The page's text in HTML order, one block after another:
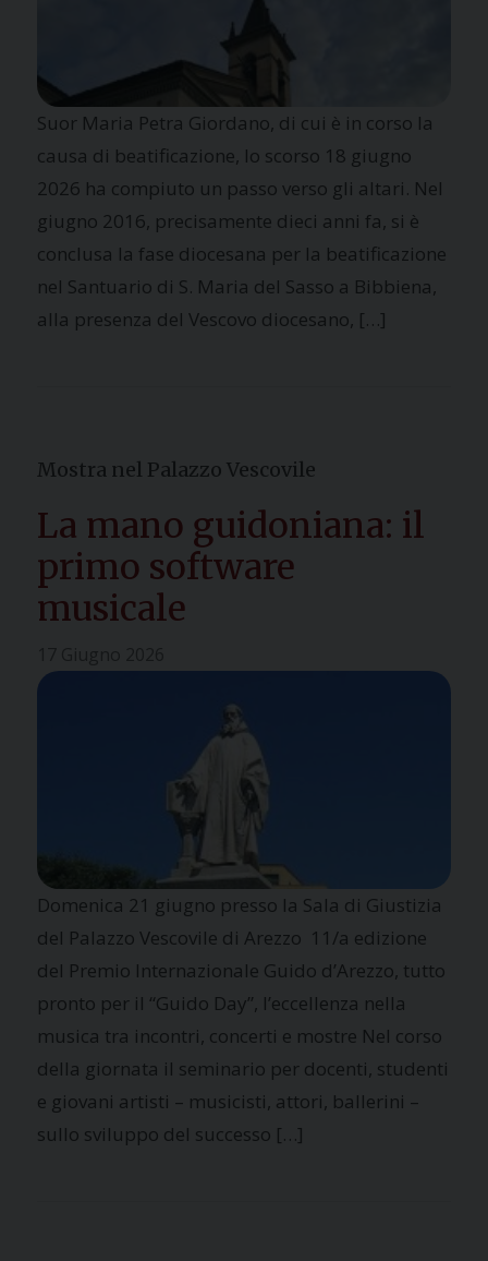
Suor Maria Petra Giordano, di cui è in corso la
causa di beatificazione, lo scorso 18 giugno
2026 ha compiuto un passo verso gli altari. Nel
giugno 2016, precisamente dieci anni fa, si è
conclusa la fase diocesana per la beatificazione
nel Santuario di S. Maria del Sasso a Bibbiena,
alla presenza del Vescovo diocesano, […]
Mostra nel Palazzo Vescovile
La mano guidoniana: il
primo software
musicale
Domenica 21 giugno presso la Sala di Giustizia
del Palazzo Vescovile di Arezzo 11/a edizione
del Premio Internazionale Guido d’Arezzo, tutto
pronto per il “Guido Day”, l’eccellenza nella
musica tra incontri, concerti e mostre Nel corso
della giornata il seminario per docenti, studenti
e giovani artisti – musicisti, attori, ballerini –
sullo sviluppo del successo […]